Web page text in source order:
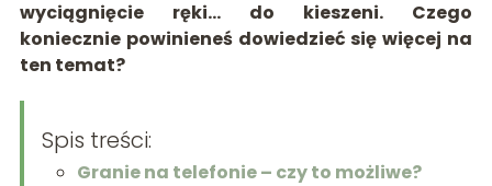
wyciągnięcie ręki… do kieszeni. Czego
koniecznie powinieneś dowiedzieć się więcej na
ten temat?
Spis treści:
Granie na telefonie – czy to możliwe?